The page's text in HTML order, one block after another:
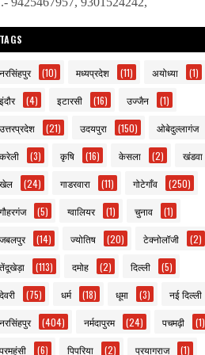
(10) मध्यप्रदेश (11) अयोध्या (1)
(4) इटारसी (16) उज्जैन (1)
(21) उदयपुरा (150) ओबेदुल्लागंज
(3) कृषि (16) केसला (2) खंडवा
(24) गाडरवारा (11) गोटेगाँव (250)
(5) ग्वालियर (1) चुनाव (1)
(14) ज्योतिष (20) टेक्नोलॉजी (2)
(113) दमोह (2) दिल्ली (5)
(75) धर्म (18) धूमा (3) नई दिल्ली
(404) नर्मदापुरम (24) पचमढ़ी (1)
(6) पिपरिया (2) प्रयागराज (1)